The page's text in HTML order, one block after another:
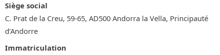
Siège social
C. Prat de la Creu, 59-65, AD500 Andorra la Vella, Principauté
d’Andorre
Immatriculation